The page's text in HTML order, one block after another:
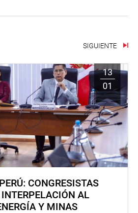
SIGUIENTE
13
01
CONGRESISTAS
AL
Y MINAS